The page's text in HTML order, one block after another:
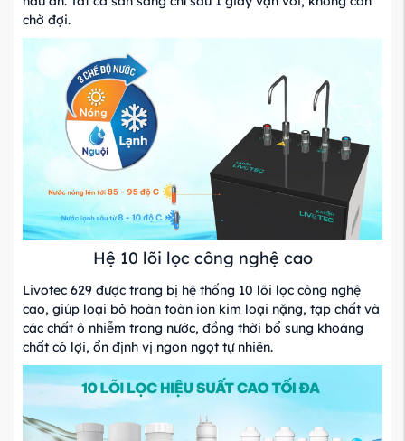
chờ đợi.
Hệ 10 lõi lọc công nghệ cao
Livotec 629 được trang bị hệ thống 10 lõi lọc công nghệ
cao, giúp loại bỏ hoàn toàn ion kim loại nặng, tạp chất và
các chất ô nhiễm trong nước, đồng thời bổ sung khoáng
chất có lợi, ổn định vị ngon ngọt tự nhiên.